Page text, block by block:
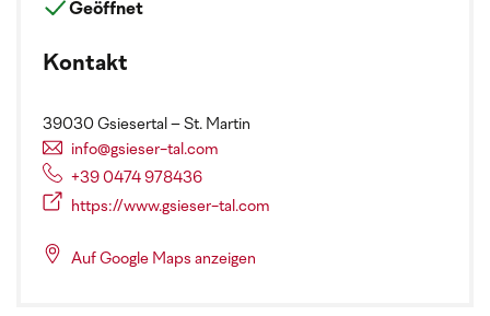
Geöffnet
Kontakt
39030 Gsiesertal – St. Martin
info@gsieser-tal.com
+39 0474 978436
https://www.gsieser-tal.com
Auf Google Maps anzeigen